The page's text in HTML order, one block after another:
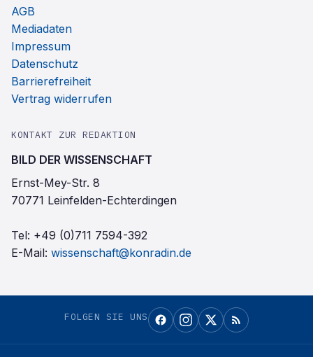
AGB
Mediadaten
Impressum
Datenschutz
Barrierefreiheit
Vertrag widerrufen
KONTAKT ZUR REDAKTION
BILD DER WISSENSCHAFT
Ernst-Mey-Str. 8
70771 Leinfelden-Echterdingen
Tel: +49 (0)711 7594-392
E-Mail: wissenschaft@konradin.de
FOLGEN SIE UNS